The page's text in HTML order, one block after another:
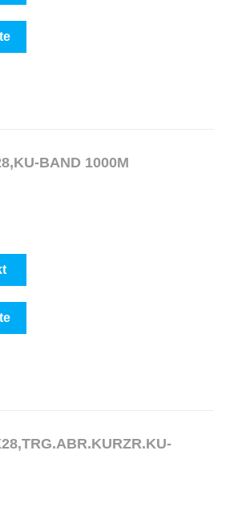
BAND 1000M